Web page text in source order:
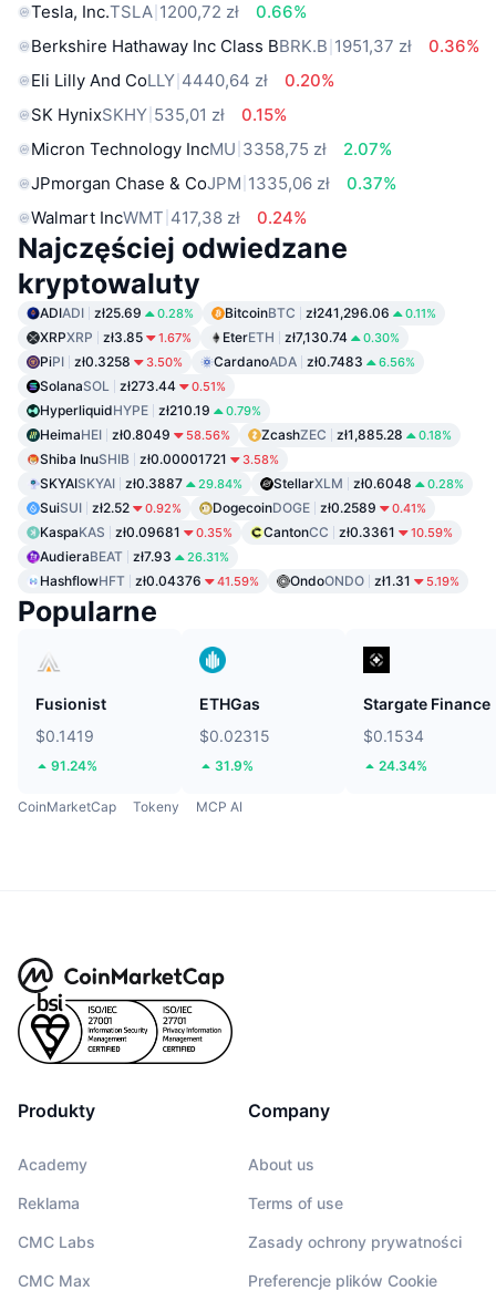
Tesla, Inc.TSLA 1200,72 zł
0.66%
Berkshire Hathaway Inc Class BBRK.B 1951,37 zł
0.36%
Eli Lilly And CoLLY 4440,64 zł
0.20%
SK HynixSKHY 535,01 zł
0.15%
Micron Technology IncMU 3358,75 zł
2.07%
JPmorgan Chase & CoJPM 1335,06 zł
0.37%
Walmart IncWMT 417,38 zł 0.24%
Najczęściej odwiedzane
kryptowaluty
ADIADI zł25.69 0.28% BitcoinBTC zł241,296.06 0.11%
XRPXRP zł3.85 1.67% EterETH zł7,130.74 0.30%
PiPI zł0.3258 3.50% CardanoADA zł0.7483 6.56%
SolanaSOL zł273.44 0.51%
HyperliquidHYPE zł210.19 0.79%
HeimaHEI zł0.8049 58.56% ZcashZEC zł1,885.28 0.18%
Shiba InuSHIB zł0.00001721 3.58%
SKYAISKYAI zł0.3887 29.84% StellarXLM zł0.6048 0.28%
SuiSUI zł2.52 0.92% DogecoinDOGE zł0.2589 0.41%
KaspaKAS zł0.09681 0.35% CantonCC zł0.3361 10.59%
AudieraBEAT zł7.93 26.31%
HashflowHFT zł0.04376 41.59% OndoONDO zł1.31 5.19%
Popularne
Fusionist
$0.1419
91.24%
ETHGas
$0.02315
31.9%
Stargate Finance
$0.1534
24.34%
CoinMarketCap Tokeny MCP AI
Produkty
Academy
Reklama
CMC Labs
CMC Max
Company
About us
Terms of use
Zasady ochrony prywatności
Preferencje plików Cookie